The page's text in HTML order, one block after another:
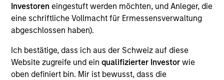
Investoren eingestuft werden möchten, und Anleger, die
eine schriftliche Vollmacht für Ermessensverwaltung
abgeschlossen haben).
Ich bestätige, dass ich aus der Schweiz auf diese
Website zugreife und ein qualifizierter Investor wie
oben definiert bin. Mir ist bewusst, dass die
Overview